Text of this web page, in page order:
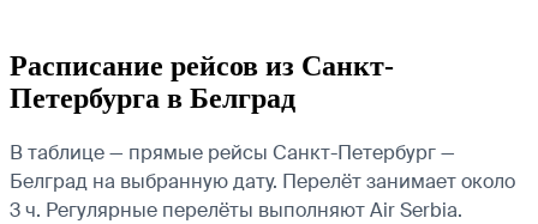
Расписание рейсов из Санкт-
Петербурга в Белград
В таблице — прямые рейсы Санкт-Петербург —
Белград на выбранную дату. Перелёт занимает около
3 ч. Регулярные перелёты выполняют Air Serbia.